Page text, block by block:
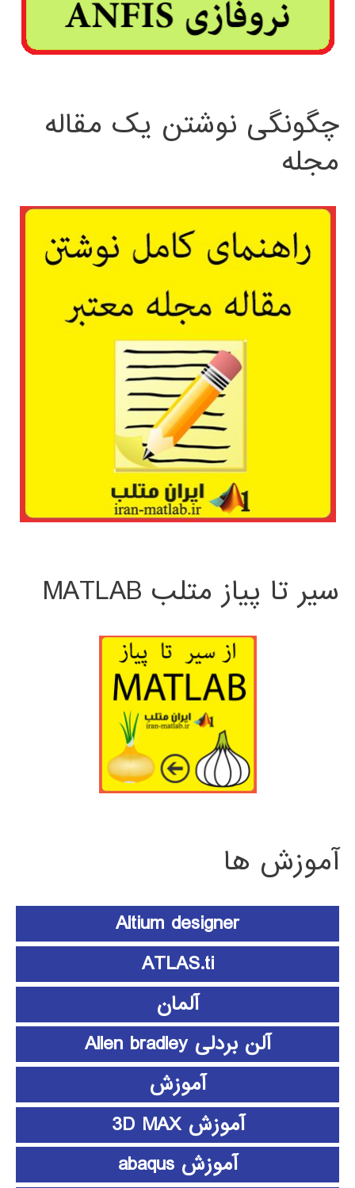
چگونگی نوشتن یک مقاله
مجله
سیر تا پیاز متلب MATLAB
آموزش ها
Altium designer
ATLAS.ti
آلمان
آلن بردلی Allen bradley
آموزش
آموزش 3D MAX
آموزش abaqus